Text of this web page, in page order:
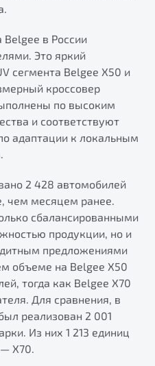
при покупке
дорогах с программой
в России
Это яркий
сегмента Belgee X50 и
кроссовер
по высоким
и соответствуют
адаптации к локальным
2 428 автомобилей
чем месяцем ранее.
сбалансированными
продукции, но и
предложениями
объеме на Belgee X50
тогда как Belgee X70
Для сравнения, в
реализован 2 001
Из них 1 213 единиц
X70.